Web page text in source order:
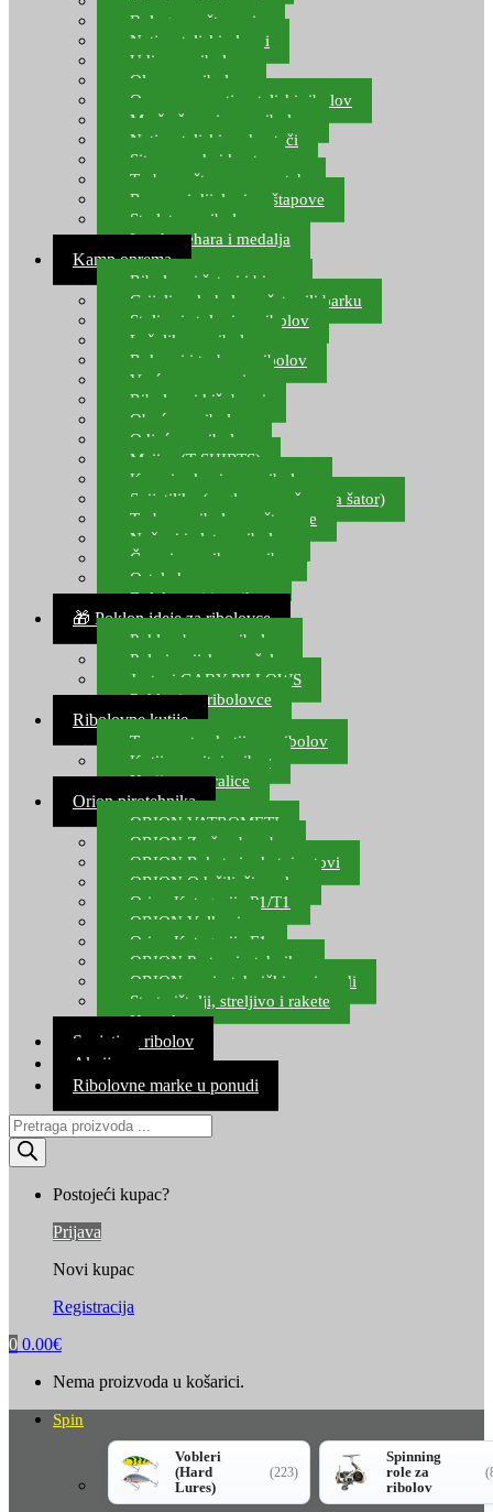
Bolognese štapovi
Natjecateljski plovci
Udice za ribolov
Olovo za ribolov
Oprema za natjecateljski ribolov
Mreže čuvarice za ribolov
Natjecateljski podmetači
Sito, posude i kante
Torbe za štapove – match
Rezervni dijelovi za štapove
Starlete za ribolov
Izrada pehara i medalja
Kamp oprema
Ribolovni šatori i bivvy
Grijalice, kuhala za šator ili barku
Stolice i stolovi za ribolov
Ležaljke za ribolov
Ruksaci i torbe za ribolov
Vreće za spavanje
Ribolovni kišobrani
Obuća za ribolov
Odjeća za ribolov
Majice (T-SHIRTS)
Kape i rukavice za ribolov
Svijetiljke (naglavne, ručne, za šator)
Torbe za ribolovne štapove
Noževi i alat za ribolov
Čamci za prihranu ribe
Ostala kamp oprema
Dalekozori i optika
🎁 Poklon ideje za ribolovce
Poklon bon za ribolov
Polarizacijske naočale
Jastuci GABY PILLOWS
Pokloni za ribolovce
Ribolovne kutije
Transportne kutije za ribolov
Kutije za sitni pribor
Kutije za varalice
Orion pirotehnika
ORION VATROMETI
ORION Zračne bombe
ORION Rakete i raketni setovi
ORION Odašiljači zvuka
Orion Kategorija P1/T1
ORION Vulkani
Orion Kategorija F1
ORION Party pirotehnika
ORION nepirotehnički proizvodi
Start pištolji, streljivo i rakete
Kontakt
Savjeti za ribolov
Akcija
Ribolovne marke u ponudi
Products
search
Postojeći kupac?
Prijava
Novi kupac
Registracija
0 0.00€
Nema proizvoda u košarici.
Spin
Vobleri
(Hard
Lures)
(223)
Spinning
role za
ribolov